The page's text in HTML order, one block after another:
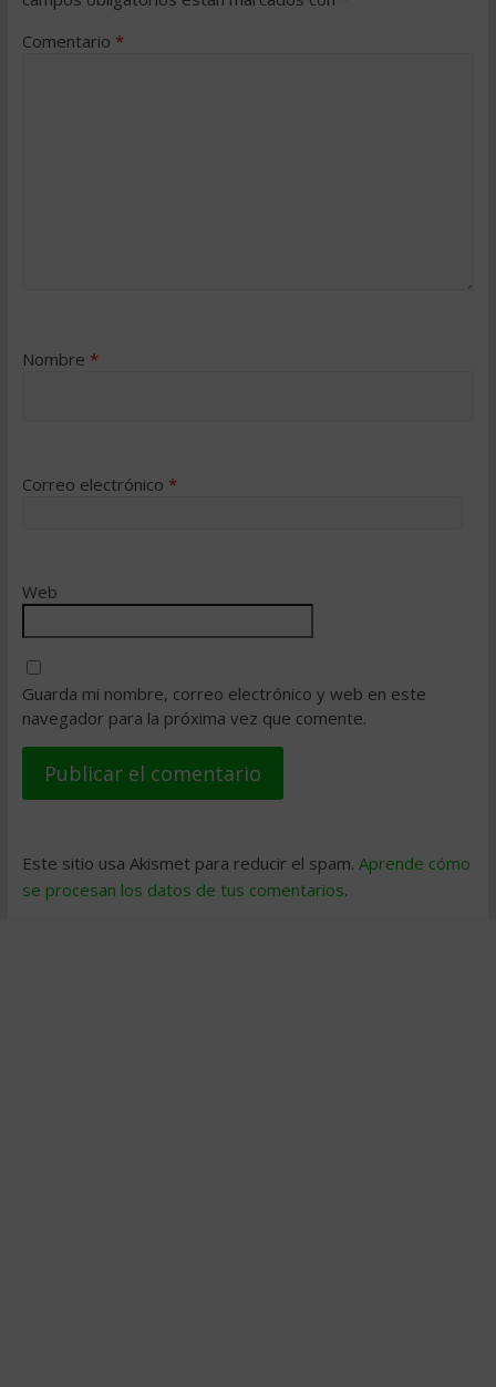
Comentario *
Nombre *
Correo electrónico *
Web
Guarda mi nombre, correo electrónico y web en este
navegador para la próxima vez que comente.
Este sitio usa Akismet para reducir el spam. Aprende cómo
se procesan los datos de tus comentarios.